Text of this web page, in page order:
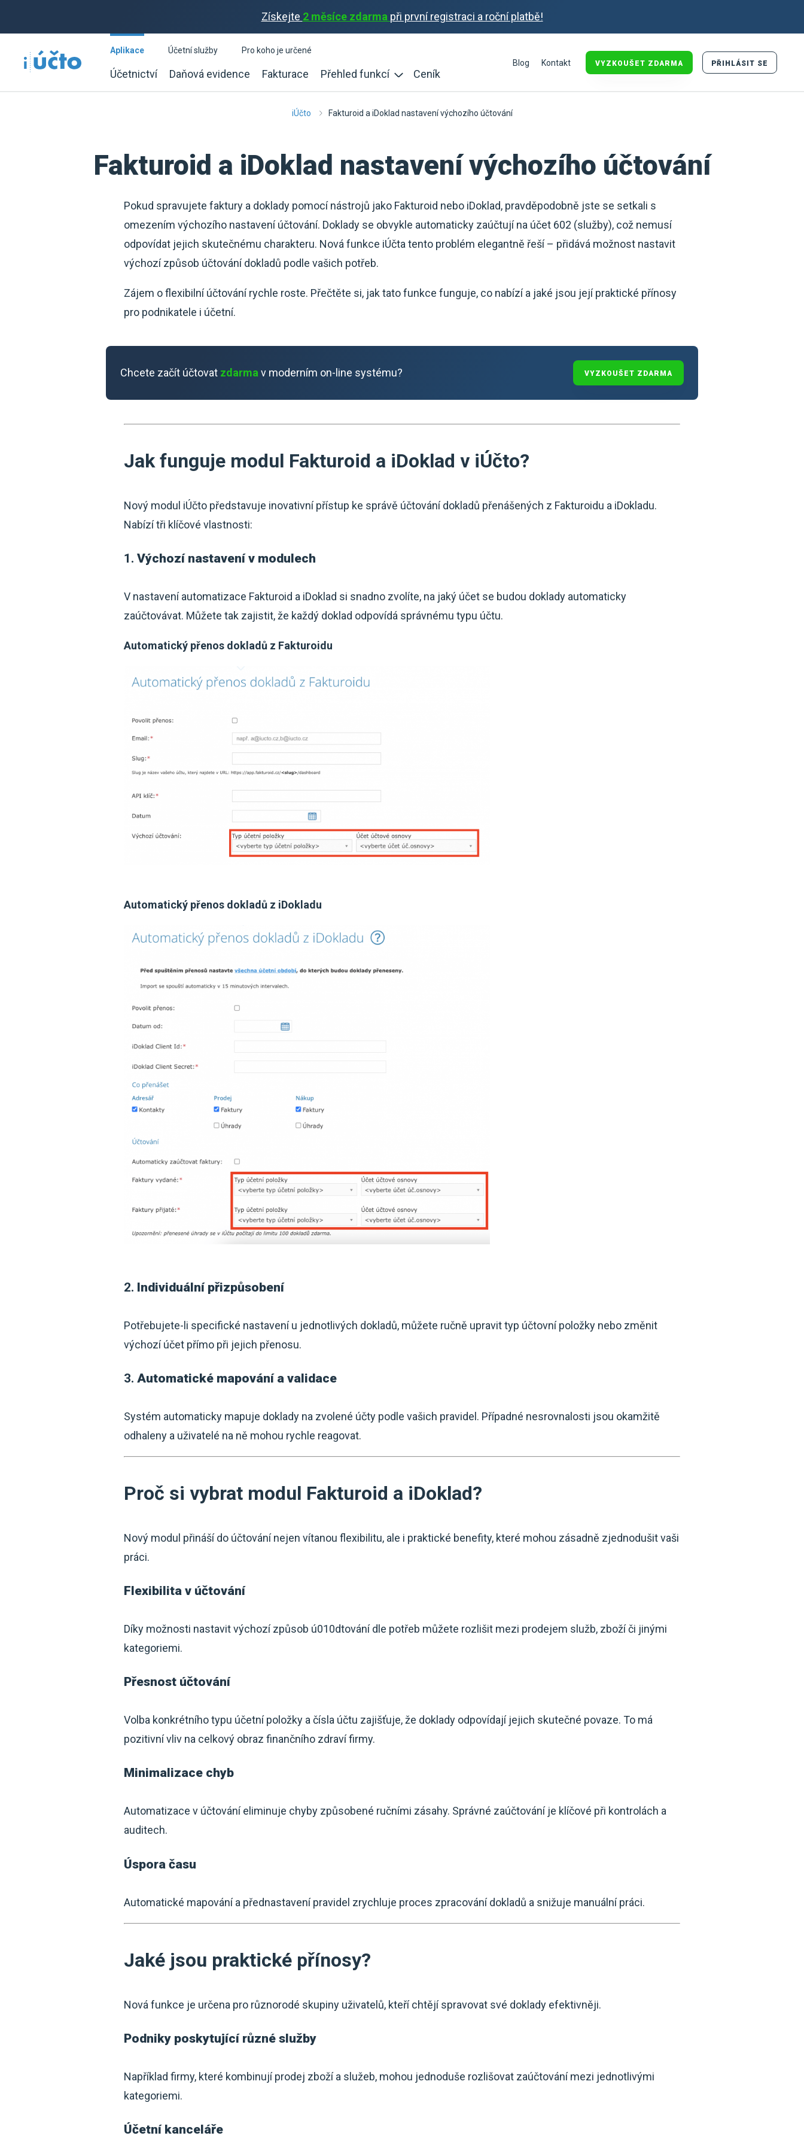
Získejte 2 měsíce zdarma při první registraci a roční platbě!
Aplikace
Účetnictví Daňová evidence Fakturace Přehled funkcí Ceník
Účetní služby
Pro koho je určené
Blog
Kontakt VYZKOUŠET ZDARMA PŘIHLÁSIT SE
iÚčto Fakturoid a iDoklad nastavení výchozího účtování
Fakturoid a iDoklad nastavení výchozího účtování
Pokud spravujete faktury a doklady pomocí nástrojů jako Fakturoid nebo iDoklad, pravděpodobně jste se setkali s
omezením výchozího nastavení účtování. Doklady se obvykle automaticky zaúčtují na účet 602 (služby), což nemusí
odpovídat jejich skutečnému charakteru. Nová funkce iÚčta tento problém elegantně řeší – přidává možnost nastavit
výchozí způsob účtování dokladů podle vašich potřeb.
Zájem o flexibilní účtování rychle roste. Přečtěte si, jak tato funkce funguje, co nabízí a jaké jsou její praktické přínosy
pro podnikatele i účetní.
Chcete začít účtovat zdarma v moderním on-line systému? VYZKOUŠET ZDARMA
Jak funguje modul Fakturoid a iDoklad v iÚčto?
Nový modul iÚčto představuje inovativní přístup ke správě účtování dokladů přenášených z Fakturoidu a iDokladu.
Nabízí tři klíčové vlastnosti:
1. Výchozí nastavení v modulech
V nastavení automatizace Fakturoid a iDoklad si snadno zvolíte, na jaký účet se budou doklady automaticky
zaúčtovávat. Můžete tak zajistit, že každý doklad odpovídá správnému typu účtu.
Automatický přenos dokladů z Fakturoidu
Automatický přenos dokladů z iDokladu
2. Individuální přizpůsobení
Potřebujete-li specifické nastavení u jednotlivých dokladů, můžete ručně upravit typ účtovní položky nebo změnit
výchozí účet přímo při jejich přenosu.
3. Automatické mapování a validace
Systém automaticky mapuje doklady na zvolené účty podle vašich pravidel. Případné nesrovnalosti jsou okamžitě
odhaleny a uživatelé na ně mohou rychle reagovat.
Proč si vybrat modul Fakturoid a iDoklad?
Nový modul přináší do účtování nejen vítanou flexibilitu, ale i praktické benefity, které mohou zásadně zjednodušit vaši
práci.
Flexibilita v účtování
Díky možnosti nastavit výchozí způsob ú010dtování dle potřeb můžete rozlišit mezi prodejem služb, zboží či jinými
kategoriemi.
Přesnost účtování
Volba konkrétního typu účetní položky a čísla účtu zajišťuje, že doklady odpovídají jejich skutečné povaze. To má
pozitivní vliv na celkový obraz finančního zdraví firmy.
Minimalizace chyb
Automatizace v účtování eliminuje chyby způsobené ručními zásahy. Správné zaúčtování je klíčové při kontrolách a
auditech.
Úspora času
Automatické mapování a přednastavení pravidel zrychluje proces zpracování dokladů a snižuje manuální práci.
Jaké jsou praktické přínosy?
Nová funkce je určena pro různorodé skupiny uživatelů, kteří chtějí spravovat své doklady efektivněji.
Podniky poskytující různé služby
Například firmy, které kombinují prodej zboží a služeb, mohou jednoduše rozlišovat zaúčtování mezi jednotlivými
kategoriemi.
Účetní kanceláře